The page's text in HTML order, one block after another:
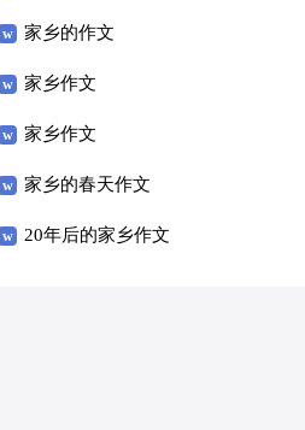
家乡的作文
家乡作文
家乡作文
家乡的春天作文
20年后的家乡作文